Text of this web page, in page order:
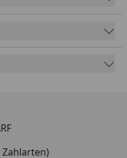
und
gesundes Gewicht
Spezielle
zum Erhalt der
bei, damit
- Produkttyp:
frische